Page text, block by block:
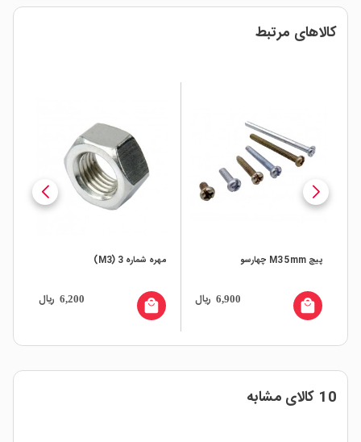
کالاهای مرتبط
پیچ M3 5mm چهارسو
6,900 ریال local_mall
مهره شماره 3 (M3)
6,200 ریال local_mall
10 کالای مشابه